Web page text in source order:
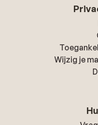
Wijzig je